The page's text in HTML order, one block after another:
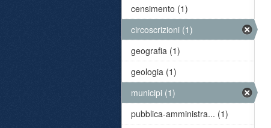
censimento (1)
circoscrizioni (1)
geografia (1)
geologia (1)
municipi (1)
pubblica-amministra... (1)